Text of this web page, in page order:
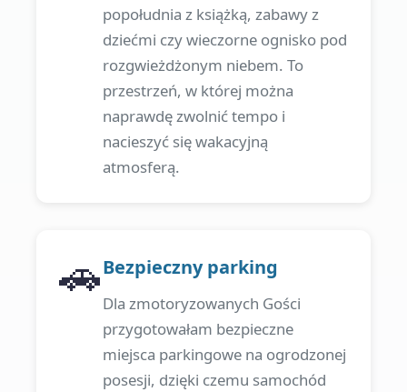
popołudnia z książką, zabawy z
dziećmi czy wieczorne ognisko pod
rozgwieżdżonym niebem. To
przestrzeń, w której można
naprawdę zwolnić tempo i
nacieszyć się wakacyjną
atmosferą.
🚗Bezpieczny parking
Dla zmotoryzowanych Gości
przygotowałam bezpieczne
miejsca parkingowe na ogrodzonej
posesji, dzięki czemu samochód